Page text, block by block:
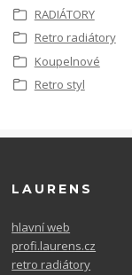
RADIÁTORY
Retro radiátory
Koupelnové
Retro styl
LAURENS
hlavní web
profi.laurens.cz
retro radiátory